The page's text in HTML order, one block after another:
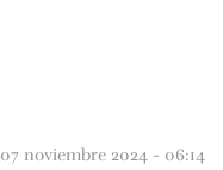
07 noviembre 2024 - 06:14